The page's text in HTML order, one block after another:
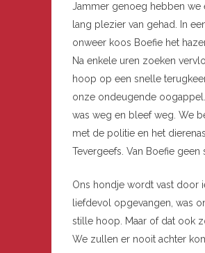
Jammer genoeg hebben we
lang plezier van gehad. In
onweer koos Boefie het
Na enkele uren zoeken
hoop op een snelle
onze ondeugende
was weg en bleef weg. We
met de politie en het
Tevergeefs. Van Boefie geen
Ons hondje wordt vast door
liefdevol opgevangen, was
stille hoop. Maar of dat ook
We zullen er nooit achter